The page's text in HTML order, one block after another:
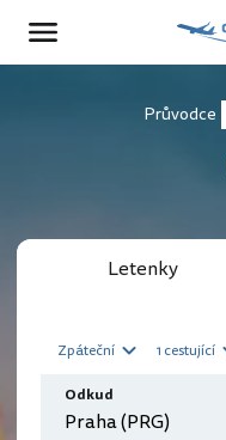
Průvodce
Letenky
Zpáteční 1 cestující
Odkud